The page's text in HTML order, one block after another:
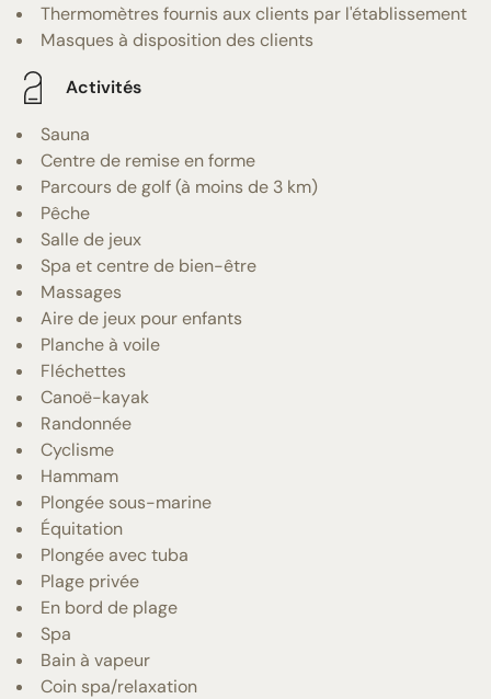
Thermomètres fournis aux clients par l'établissement
Masques à disposition des clients
Activités
Sauna
Centre de remise en forme
Parcours de golf (à moins de 3 km)
Pêche
Salle de jeux
Spa et centre de bien-être
Massages
Aire de jeux pour enfants
Planche à voile
Fléchettes
Canoë-kayak
Randonnée
Cyclisme
Hammam
Plongée sous-marine
Équitation
Plongée avec tuba
Plage privée
En bord de plage
Spa
Bain à vapeur
Coin spa/relaxation